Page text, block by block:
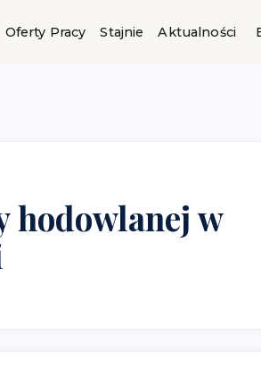
Oferty Pracy Stajnie Aktualności
hodowlanej w